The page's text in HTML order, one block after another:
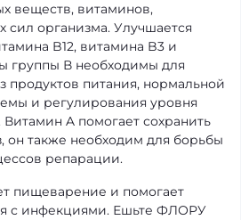
веществ, витаминов,
организма. Улучшается
B12, витамина B3 и
группы В необходимы для
продуктов питания, нормальной
и регулирования уровня
A помогает сохранить
он также необходим для борьбы
репарации.
пищеварение и помогает
с инфекциями. Ешьте ФЛОРУ